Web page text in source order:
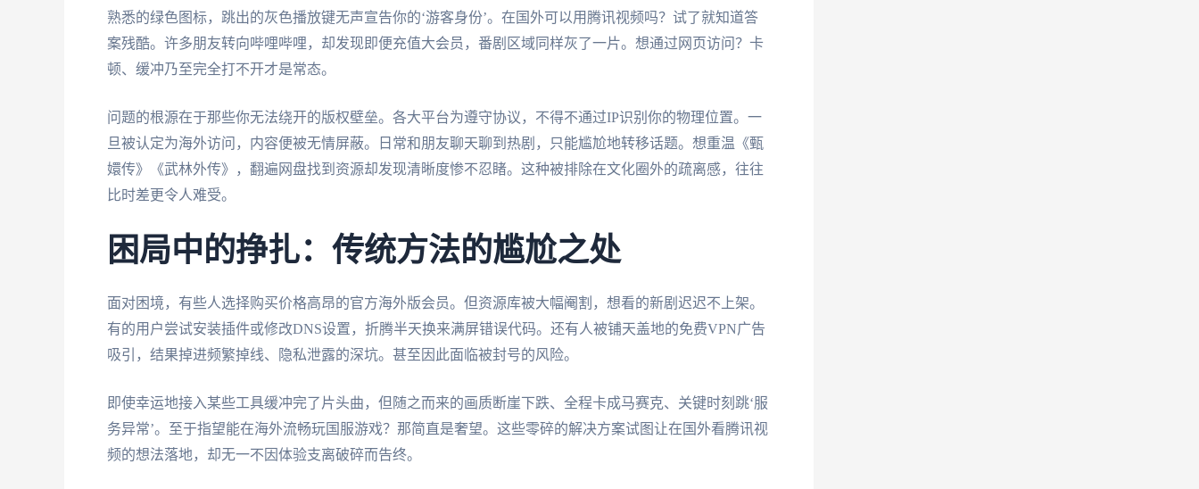
熟悉的绿色图标，跳出的灰色播放键无声宣告你的‘游客身份’。在国外可以用腾讯视频吗？试了就知道答
案残酷。许多朋友转向哔哩哔哩，却发现即便充值大会员，番剧区域同样灰了一片。想通过网页访问？卡
顿、缓冲乃至完全打不开才是常态。
问题的根源在于那些你无法绕开的版权壁垒。各大平台为遵守协议，不得不通过IP识别你的物理位置。一
旦被认定为海外访问，内容便被无情屏蔽。日常和朋友聊天聊到热剧，只能尴尬地转移话题。想重温《甄
嬛传》《武林外传》，翻遍网盘找到资源却发现清晰度惨不忍睹。这种被排除在文化圈外的疏离感，往往
比时差更令人难受。
困局中的挣扎：传统方法的尴尬之处
面对困境，有些人选择购买价格高昂的官方海外版会员。但资源库被大幅阉割，想看的新剧迟迟不上架。
有的用户尝试安装插件或修改DNS设置，折腾半天换来满屏错误代码。还有人被铺天盖地的免费VPN广告
吸引，结果掉进频繁掉线、隐私泄露的深坑。甚至因此面临被封号的风险。
即使幸运地接入某些工具缓冲完了片头曲，但随之而来的画质断崖下跌、全程卡成马赛克、关键时刻跳‘服
务异常’。至于指望能在海外流畅玩国服游戏？那简直是奢望。这些零碎的解决方案试图让在国外看腾讯视
频的想法落地，却无一不因体验支离破碎而告终。